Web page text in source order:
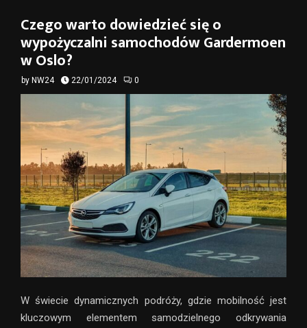
Czego warto dowiedzieć się o
wypożyczalni samochodów Gardermoen
w Oslo?
by NW24 22/01/2024 0
W świecie dynamicznych podróży, gdzie mobilność jest
kluczowym elementem samodzielnego odkrywania